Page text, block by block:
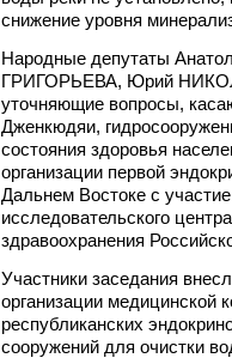
снижение уровня
Народные депутаты
ГРИГОРЬЕВА, Юрий
уточняющие вопросы,
Дженкюдяи,
состояния здоровья
организации первой
Дальнем Востоке с
исследовательского
здравоохранения
Участники заседания
организации медицинской
республиканских
сооружений для очистки